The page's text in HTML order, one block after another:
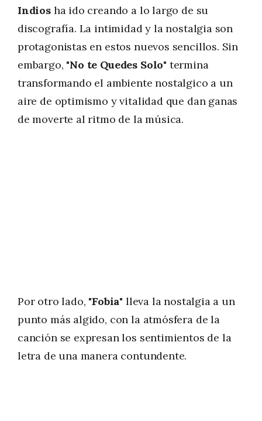
Indiosha ido creando a lo largo de su
discografía. La intimidad y la nostalgia son
protagonistas en estos nuevos sencillos. Sin
embargo, "No te Quedes Solo" termina
transformando el ambiente nostalgico a un
aire de optimismo y vitalidad que dan ganas
de moverte al ritmo de la música.
Por otro lado, "Fobia" lleva la nostalgia a un
punto más algido, con la atmósfera de la
canción se expresan los sentimientos de la
letra de una manera contundente.